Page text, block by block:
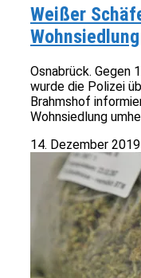
Weißer
Wohnsiedlung
Osnabrück. Gegen
wurde die Polizei
Brahmshof
Wohnsiedlung
14. Dezember 2019